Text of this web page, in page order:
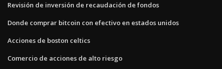
Revisión de inversión de recaudación de fondos
Donde comprar bitcoin con efectivo en estados unidos
Acciones de boston celtics
Comercio de acciones de alto riesgo